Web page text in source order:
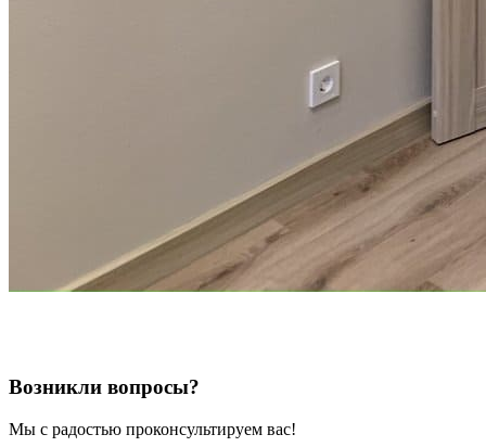
Возникли вопросы?
Мы с радостью проконсультируем вас!